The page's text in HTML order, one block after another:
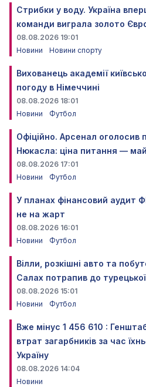
Стрибки у воду. Україна
команди виграла золото
08.08.2026 19:01
Новини
Новини спорту
Вихованець академії
погоду в Німеччині
08.08.2026 18:01
Новини
Футбол
Офіційно. Арсенал оголосив
Нюкасла: ціна питання —
08.08.2026 17:01
Новини
Футбол
У планах фінансовий аудит
не на жарт
08.08.2026 16:01
Новини
Футбол
Вілли, розкішні авто та
Салах потрапив до
08.08.2026 15:01
Новини
Футбол
Вже мінус 1 456 610 :
втрат загарбників за час
Україну
08.08.2026 14:04
Новини